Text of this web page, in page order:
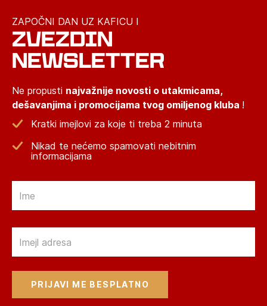
ZAPOČNI DAN UZ KAFICU I
ZVEZDIN
NEWSLETTER
Ne propusti najvažnije novosti o utakmicama,
dešavanjima i promocijama tvog omiljenog kluba !
Kratki imejlovi za koje ti treba 2 minuta
Nikad te nećemo spamovati nebitnim
informacijama